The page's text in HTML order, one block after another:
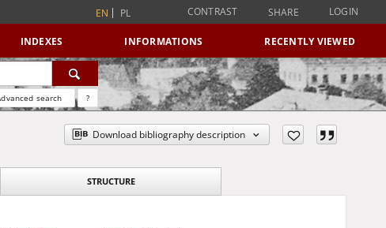
EN PL CONTRAST SHARE LOGIN
INDEXES INFORMATIONS RECENTLY VIEWED
search ?
Download bibliography description
STRUCTURE